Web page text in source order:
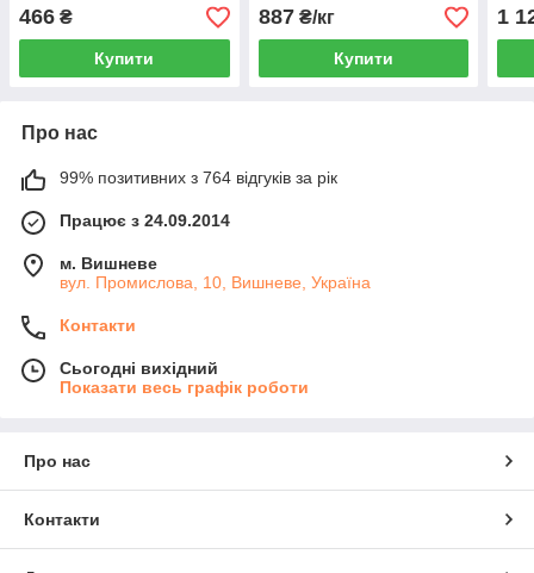
466 ₴
Купити
887₴/кг
Купити
1
Про нас
99% позитивних з 764 відгуків за рік
Працює з 24.09.2014
м. Вишневе
вул. Промислова, 10, Вишневе, Україна
Контакти
Сьогодні вихідний
Показати весь графік роботи
Про нас
Контакти